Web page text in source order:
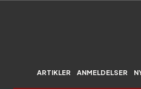
ARTIKLER ANMELDELSER